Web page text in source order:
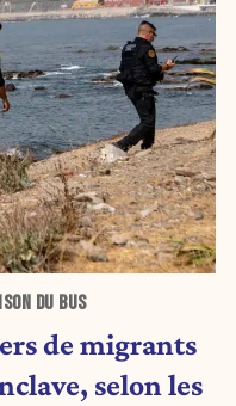
DU BUS
de migrants
selon les